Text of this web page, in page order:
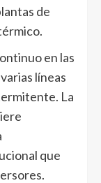
de
en las
líneas
La
que